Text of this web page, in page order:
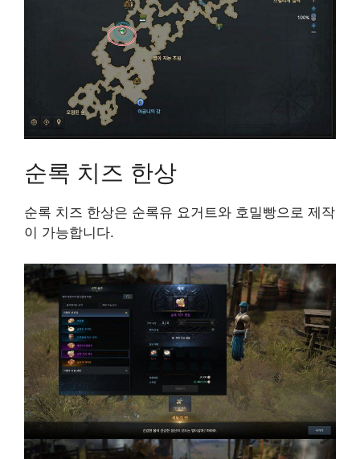
순록 치즈 한상
순록 치즈 한상은 순록유 요거트와 호밀빵으로 제작
이 가능합니다.